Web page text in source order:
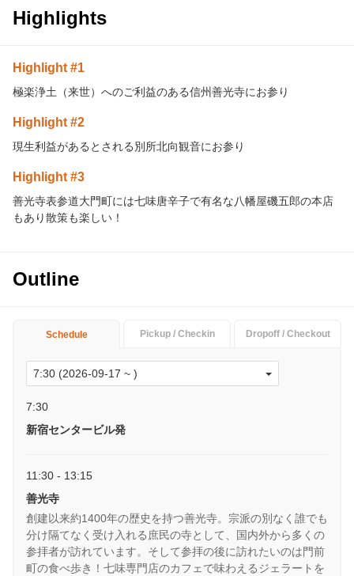
Highlights
Highlight #1
極楽浄土（来世）へのご利益のある信州善光寺にお参り
Highlight #2
現生利益があるとされる別所北向観音にお参り
Highlight #3
善光寺表参道大門町には七味唐辛子で有名な八幡屋磯五郎の本店
もあり散策も楽しい！
Outline
Schedule Pickup / Checkin Dropoff / Checkout
7:30
新宿センタービル発
11:30 - 13:15
善光寺
創建以来約1400年の歴史を持つ善光寺。宗派の別なく誰でも
分け隔てなく受け入れる庶民の寺として、国内外から多くの
参拝者が訪れています。そして参拝の後に訪れたいのは門前
町の食べ歩き！七味専門店のカフェで味わえるジェラートを